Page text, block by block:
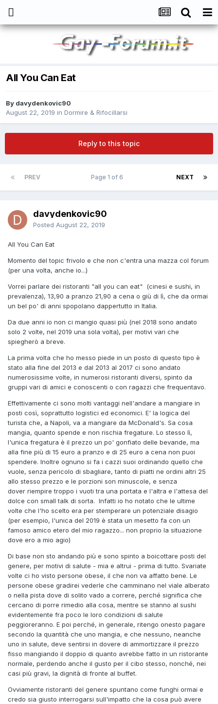
All You Can Eat
By davydenkovic90
August 22, 2019 in Dormire & Rifocillarsi
Reply to this topic
PREV NEXT
Page 1 of 6
davydenkovic90
Posted August 22, 2019
All You Can Eat
Momento del topic frivolo e che non c'entra una mazza col forum
(per una volta, anche io...)
Vorrei parlare dei ristoranti "all you can eat" (cinesi e sushi, in
prevalenza), 13,90 a pranzo 21,90 a cena o giù di lì, che da ormai
un bel po' di anni spopolano dappertutto in Italia.
Da due anni io non ci mangio quasi più (nel 2018 sono andato
solo 2 volte, nel 2019 una sola volta), per motivi vari che
spiegherò a breve.
La prima volta che ho messo piede in un posto di questo tipo è
stato alla fine del 2013 e dal 2013 al 2017 ci sono andato
numerosissime volte, in numerosi ristoranti diversi, spinto da
gruppi vari di amici e conoscenti o con ragazzi che frequentavo.
Effettivamente ci sono molti vantaggi nell'andare a mangiare in
posti così, soprattutto logistici ed economici. E' la logica del
turista che, a Napoli, va a mangiare da McDonald's. Sa cosa
mangia, quanto spende e non rischia fregature. Lo stesso lì,
l'unica fregatura è il prezzo un po' gonfiato delle bevande, ma
alla fine più di 15 euro a pranzo e di 25 euro a cena non puoi
spendere. Inoltre ognuno si fa i cazzi suoi ordinando quello che
vuole, senza pericolo di sbagliare, tanto di piatti ne ordini altri 25
allo stesso prezzo e le porzioni son minuscole, e senza
dover riempire troppo i vuoti tra una portata e l'altra e l'attesa del
dolce con small talk di sorta. Infatti io ho notato che le ultime
volte che l'ho scelto era per stemperare un potenziale disagio
(per esempio, l'unica del 2019 è stata un mesetto fa con un
famoso amico etero del mio ragazzo... non proprio la situazione
dove ero a mio agio)
Di base non sto andando più e sono spinto a boicottare posti del
genere, per motivi di salute - mia e altrui - prima di tutto. Svariate
volte ci ho visto persone obese, il che non va affatto bene. Le
persone obese gradirei vederle che camminano nel viale alberato
o nella pista dove di solito vado a correre, perché significa che
cercano di porre rimedio alla cosa, mentre se stanno al sushi
evidentemente fra poco le loro condizioni di salute
peggioreranno. E poi perché, in generale, ritengo onesto pagare
secondo la quantità che uno mangia, e che nessuno, neanche
uno in salute, deve sentirsi in dovere di ammortizzare il prezzo
fisso mangiando il doppio di quanto avrebbe fatto in un ristorante
normale, perdendo anche il gusto per il cibo stesso, nonché, nei
casi più gravi, la dignità di fronte al buffet.
Ovviamente ristoranti del genere spuntano come funghi ormai e
credo sia giusto interrogarsi sull'impatto che la cosa può avere